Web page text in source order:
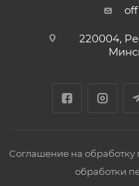
220004,
Соглашение на
обработки